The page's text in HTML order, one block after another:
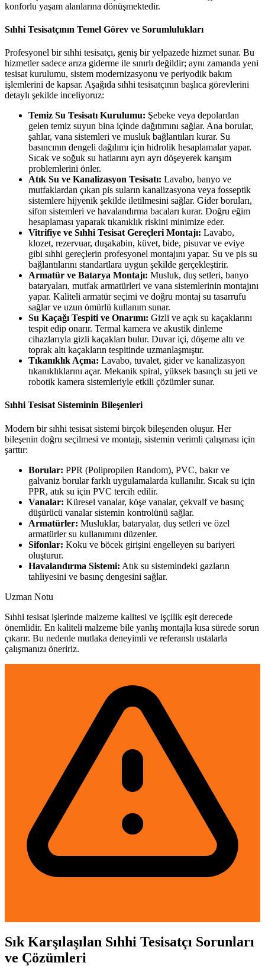
konforlu yaşam alanlarına dönüşmektedir.
Sıhhi Tesisatçının Temel Görev ve Sorumlulukları
Profesyonel bir sıhhi tesisatçı, geniş bir yelpazede hizmet sunar. Bu
hizmetler sadece arıza giderme ile sınırlı değildir; aynı zamanda yeni
tesisat kurulumu, sistem modernizasyonu ve periyodik bakım
işlemlerini de kapsar. Aşağıda sıhhi tesisatçının başlıca görevlerini
detaylı şekilde inceliyoruz:
Temiz Su Tesisatı Kurulumu: Şebeke veya depolardan
gelen temiz suyun bina içinde dağıtımını sağlar. Ana borular,
şahlar, vana sistemleri ve musluk bağlantıları kurar. Su
basıncının dengeli dağılımı için hidrolik hesaplamalar yapar.
Sıcak ve soğuk su hatlarını ayrı ayrı döşeyerek karışım
problemlerini önler.
Atık Su ve Kanalizasyon Tesisatı: Lavabo, banyo ve
mutfaklardan çıkan pis suların kanalizasyona veya fosseptik
sistemlere hijyenik şekilde iletilmesini sağlar. Gider boruları,
sifon sistemleri ve havalandırma bacaları kurar. Doğru eğim
hesaplaması yaparak tıkanıklık riskini minimize eder.
Vitrifiye ve Sıhhi Tesisat Gereçleri Montajı: Lavabo,
klozet, rezervuar, duşakabin, küvet, bide, pisuvar ve eviye
gibi sıhhi gereçlerin profesyonel montajını yapar. Su ve pis su
bağlantılarını standartlara uygun şekilde gerçekleştirir.
Armatür ve Batarya Montajı: Musluk, duş setleri, banyo
bataryaları, mutfak armatürleri ve vana sistemlerinin montajını
yapar. Kaliteli armatür seçimi ve doğru montaj su tasarrufu
sağlar ve uzun ömürlü kullanım sunar.
Su Kaçağı Tespiti ve Onarımı: Gizli ve açık su kaçaklarını
tespit edip onarır. Termal kamera ve akustik dinleme
cihazlarıyla gizli kaçakları bulur. Duvar içi, döşeme altı ve
toprak altı kaçakların tespitinde uzmanlaşmıştır.
Tıkanıklık Açma: Lavabo, tuvalet, gider ve kanalizasyon
tıkanıklıklarını açar. Mekanik spiral, yüksek basınçlı su jeti ve
robotik kamera sistemleriyle etkili çözümler sunar.
Sıhhi Tesisat Sisteminin Bileşenleri
Modern bir sıhhi tesisat sistemi birçok bileşenden oluşur. Her
bileşenin doğru seçilmesi ve montajı, sistemin verimli çalışması için
şarttır:
Borular: PPR (Polipropilen Random), PVC, bakır ve
galvaniz borular farklı uygulamalarda kullanılır. Sıcak su için
PPR, atık su için PVC tercih edilir.
Vanalar: Küresel vanalar, köşe vanalar, çekvalf ve basınç
düşürücü vanalar sistemin kontrolünü sağlar.
Armatürler: Musluklar, bataryalar, duş setleri ve özel
armatürler su kullanımını düzenler.
Sifonlar: Koku ve böcek girişini engelleyen su bariyeri
oluşturur.
Havalandırma Sistemi: Atık su sistemindeki gazların
tahliyesini ve basınç dengesini sağlar.
Uzman Notu
Sıhhi tesisat işlerinde malzeme kalitesi ve işçilik eşit derecede
önemlidir. En kaliteli malzeme bile yanlış montajla kısa sürede sorun
çıkarır. Bu nedenle mutlaka deneyimli ve referanslı ustalarla
çalışmanızı öneririz.
Sık Karşılaşılan Sıhhi Tesisatçı Sorunları
ve Çözümleri